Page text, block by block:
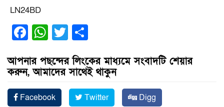
LN24BD
Facebook
WhatsApp
Twitter
আপনার পছন্দের লিংকের মাধ্যমে সংবাদটি শেয়ার
করুন, আমাদের সাথেই থাকুন
Facebook Twitter
Digg